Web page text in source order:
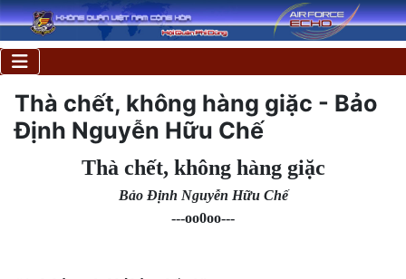
Thà chết, không hàng giặc - Bảo
Ðịnh Nguyễn Hữu Chế
Thà chết, không hàng giặc
Bảo Ðịnh Nguyễn Hữu Chế
---oo0oo---